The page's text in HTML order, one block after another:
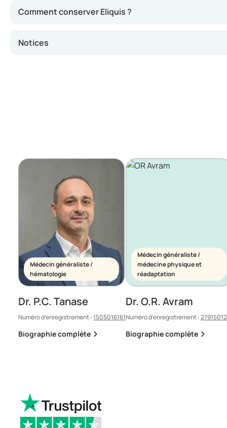
Comment conserver Eliquis ?
Notices
Médecin généraliste /
hématologie
Dr. P.C. Tanase
Numéro d’enregistrement :1505016161
Biographie complète
Médecin généraliste /
médecine physique et
réadaptation
Dr. O.R. Avram
Numéro d’enregistrement :
Biographie complète